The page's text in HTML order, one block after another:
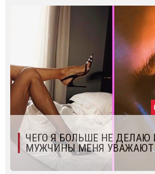
ЧЕГО Я БОЛЬШЕ НЕ ДЕЛАЮ
МУЖЧИНЫ МЕНЯ УВАЖАЮТ